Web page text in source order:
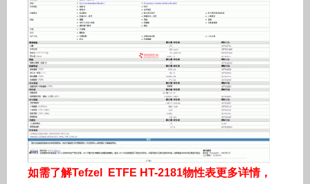
如需了解Tefzel ETFE HT-2181物性表更多详情，